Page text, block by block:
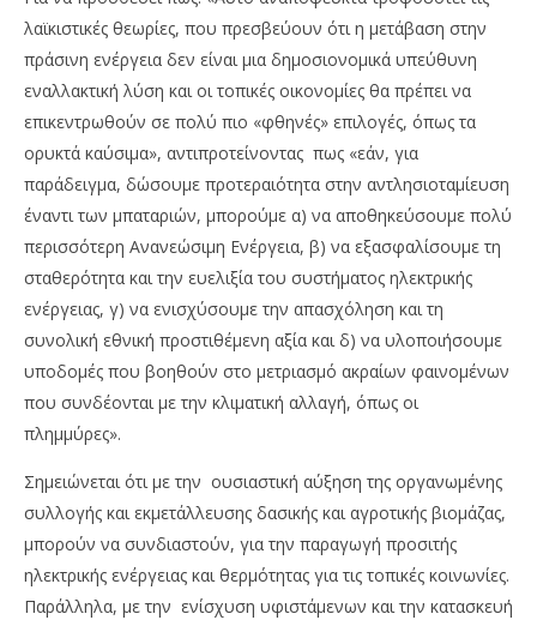
λαϊκιστικές θεωρίες, που πρεσβεύουν ότι η μετάβαση στην
πράσινη ενέργεια δεν είναι μια δημοσιονομικά υπεύθυνη
εναλλακτική λύση και οι τοπικές οικονομίες θα πρέπει να
επικεντρωθούν σε πολύ πιο «φθηνές» επιλογές, όπως τα
ορυκτά καύσιμα», αντιπροτείνοντας πως «εάν, για
παράδειγμα, δώσουμε προτεραιότητα στην αντλησιοταμίευση
έναντι των μπαταριών, μπορούμε α) να αποθηκεύσουμε πολύ
περισσότερη Ανανεώσιμη Ενέργεια, β) να εξασφαλίσουμε τη
σταθερότητα και την ευελιξία του συστήματος ηλεκτρικής
ενέργειας, γ) να ενισχύσουμε την απασχόληση και τη
συνολική εθνική προστιθέμενη αξία και δ) να υλοποιήσουμε
υποδομές που βοηθούν στο μετριασμό ακραίων φαινομένων
που συνδέονται με την κλιματική αλλαγή, όπως οι
πλημμύρες».
Σημειώνεται ότι με την ουσιαστική αύξηση της οργανωμένης
συλλογής και εκμετάλλευσης δασικής και αγροτικής βιομάζας,
μπορούν να συνδιαστούν, για την παραγωγή προσιτής
ηλεκτρικής ενέργειας και θερμότητας για τις τοπικές κοινωνίες.
Παράλληλα, με την ενίσχυση υφιστάμενων και την κατασκευή